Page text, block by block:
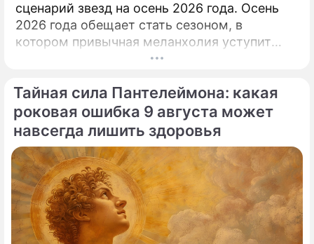
сценарий звезд на осень 2026 года. Осень
2026 года обещает стать сезоном, в
котором привычная меланхолия уступит
место активному движению, полезным
Тайная сила Пантелеймона: какая
роковая ошибка 9 августа может
навсегда лишить здоровья